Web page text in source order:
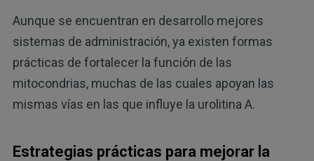
Aunque se encuentran en desarrollo mejores
sistemas de administración, ya existen formas
prácticas de fortalecer la función de las
mitocondrias, muchas de las cuales apoyan las
mismas vías en las que influye la urolitina A.
Estrategias prácticas para mejorar la